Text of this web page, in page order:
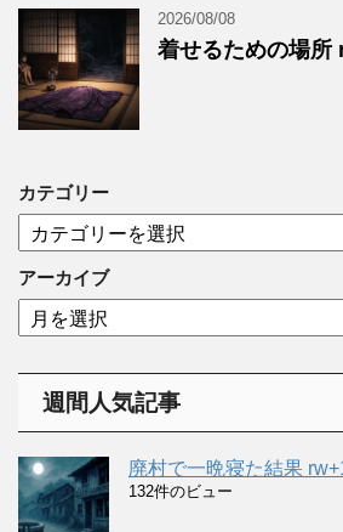
2026/08/08
着せるための場所
カテゴリー
テ
ゴ
リ
ー
アーカイブ
ア
ー
週間人気記事
廃村で一晩寝た結果
132件のビュー